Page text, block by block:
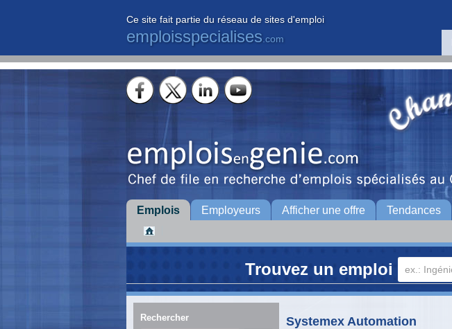
Ce site fait partie du réseau de sites d'emploi
emploisspecialises .com
Emplois Employeurs Afficher une offre Tendances
Trouvez un emploi
Rechercher Systemex Automation